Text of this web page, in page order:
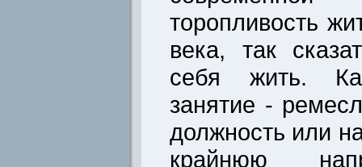
торопливость
века, так
себя жить.
занятие -
должность или
крайнюю